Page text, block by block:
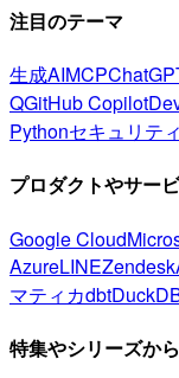
注目のテーマ
生成AIMCP
QGitHub Copilot
Pythonセキュリティ
プロダクトやサー
Google Cloud
AzureLINEZendesk
マティカdbt
特集やシリーズか